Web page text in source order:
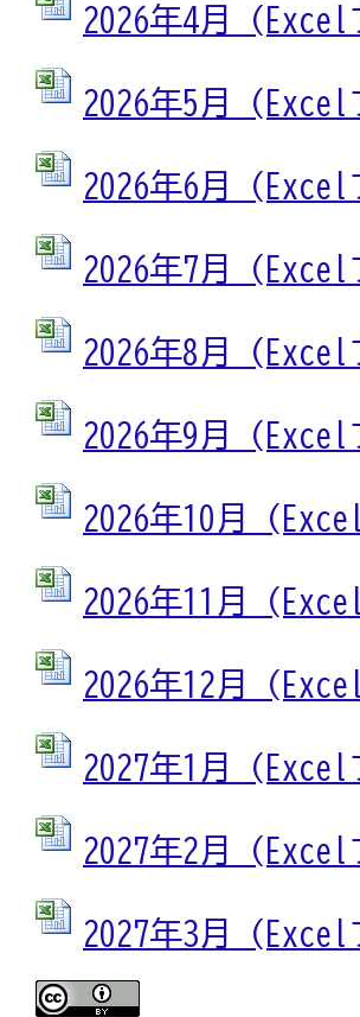
2026年4月
2026年5月
2026年6月
2026年7月
2026年8月
2026年9月
2026年10月
2026年11月
2026年12月
2027年1月
2027年2月
2027年3月